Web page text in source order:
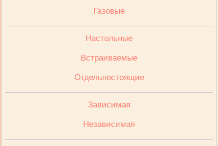
Газовые
Настольные
Встраиваемые
Отдельностоящие
Зависимая
Независимая